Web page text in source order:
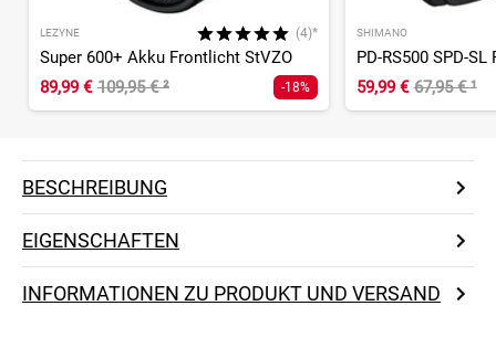
LEZYNE (4)*
Super 600+ Akku Frontlicht StVZO
89,99 € 109,95 €² -18%
SHIMANO
PD-RS500 SPD-SL
59,99 € 67,95 €¹
BESCHREIBUNG
EIGENSCHAFTEN
INFORMATIONEN ZU PRODUKT UND VERSAND